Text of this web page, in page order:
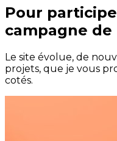
Pour
campagne
Le site évolue, de
projets, que je vous
cotés.